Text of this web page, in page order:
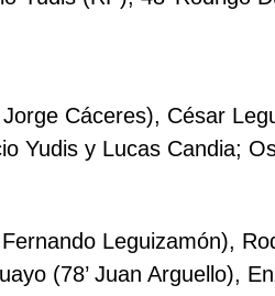
Cáceres), César
Yudis y Lucas Candia;
Leguizamón),
(78’ Juan Arguello),